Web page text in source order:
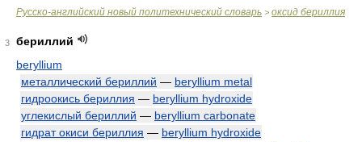
Русско-английский новый политехнический словарь > оксид бериллия
3
бериллий
beryllium
металлический бериллий — beryllium metal
гидроокись бериллия — beryllium hydroxide
углекислый бериллий — beryllium carbonate
гидрат окиси бериллия — beryllium hydroxide